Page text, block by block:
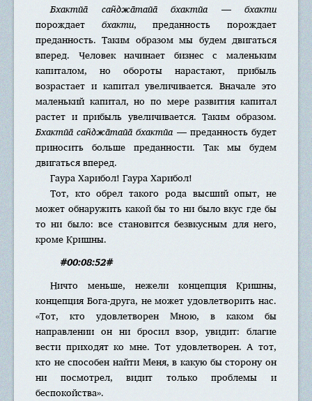
Бхактйа̄ сан̃джа̄тайа̄ бхактйа— бхакти
порождает бхакти, преданность порождает
преданность. Таким образом мы будем двигаться
вперед. Человек начинает бизнес с маленьким
капиталом, но обороты нарастают, прибыль
возрастает и капитал увеличивается. Вначале это
маленький капитал, но по мере развития капитал
растет и прибыль увеличивается. Таким образом.
Бхактйа̄ сан̃джа̄тайа̄ бхактйа— преданность будет
приносить больше преданности. Так мы будем
двигаться вперед.
Гаура Харибол! Гаура Харибол!
Тот, кто обрел такого рода высший опыт, не
может обнаружить какой бы то ни было вкус где бы
то ни было: все становится безвкусным для него,
кроме Кришны.
#00:08:52#
Ничто меньше, нежели концепция Кришны,
концепция Бога-друга, не может удовлетворить нас.
«Тот, кто удовлетворен Мною, в каком бы
направлении он ни бросил взор, увидит: благие
вести приходят ко мне. Тот удовлетворен. А тот,
кто не способен найти Меня, в какую бы сторону он
ни посмотрел, видит только проблемы и
беспокойства».